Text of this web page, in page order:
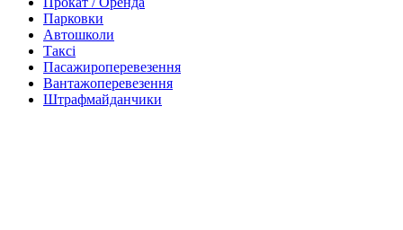
Парковки
Автошколи
Таксі
Пасажироперевезення
Вантажоперевезення
Штрафмайданчики